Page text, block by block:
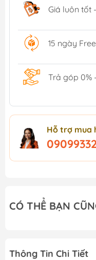
Giá luôn tốt
15 ngày
Trả góp 0%
Hỗ trợ mua
CÓ THỂ BẠN
Thông Tin Chi Tiết